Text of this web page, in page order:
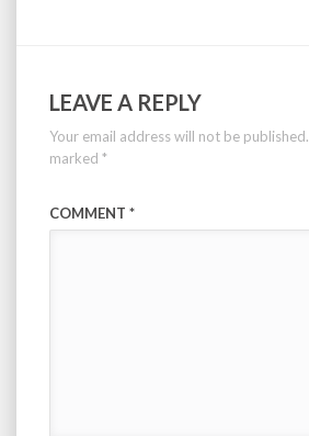
LEAVE A REPLY
Your email address will not be published.
marked *
COMMENT *